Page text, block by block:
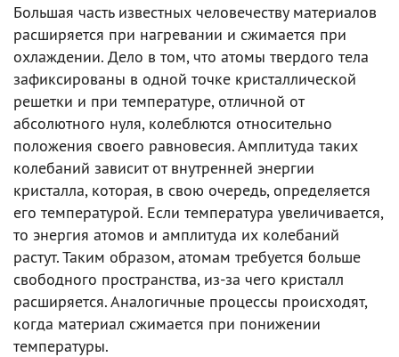
Большая часть известных человечеству материалов
расширяется при нагревании и сжимается при
охлаждении. Дело в том, что атомы твердого тела
зафиксированы в одной точке кристаллической
решетки и при температуре, отличной от
абсолютного нуля, колеблются относительно
положения своего равновесия. Амплитуда таких
колебаний зависит от внутренней энергии
кристалла, которая, в свою очередь, определяется
его температурой. Если температура увеличивается,
то энергия атомов и амплитуда их колебаний
растут. Таким образом, атомам требуется больше
свободного пространства, из-за чего кристалл
расширяется. Аналогичные процессы происходят,
когда материал сжимается при понижении
температуры.